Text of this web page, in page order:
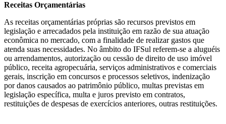
Receitas Orçamentárias
As receitas orçamentárias próprias são recursos previstos em
legislação e arrecadados pela instituição em razão de sua atuação
econômica no mercado, com a finalidade de realizar gastos que
atenda suas necessidades. No âmbito do IFSul referem-se a aluguéis
ou arrendamentos, autorização ou cessão de direito de uso imóvel
público, receita agropecuária, serviços administrativos e comerciais
gerais, inscrição em concursos e processos seletivos, indenização
por danos causados ao patrimônio público, multas previstas em
legislação específica, multa e juros previsto em contratos,
restituições de despesas de exercícios anteriores, outras restituições.